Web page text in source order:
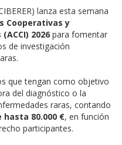
lanza esta semana
Cooperativas y
2026 para fomentar
de investigación
que tengan como objetivo
del diagnóstico o la
raras, contando
80.000 €, en función
participantes.